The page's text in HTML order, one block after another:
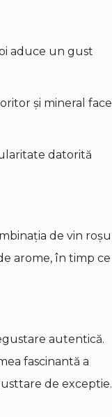
aduce un gust
și mineral face
datorită
de vin roșu
arome, în timp ce
autentică.
fascinantă a
de exceptie.